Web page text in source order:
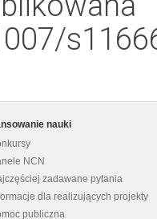
nauki
NCN
zadawane pytania
dla realizujących projekty
publiczna